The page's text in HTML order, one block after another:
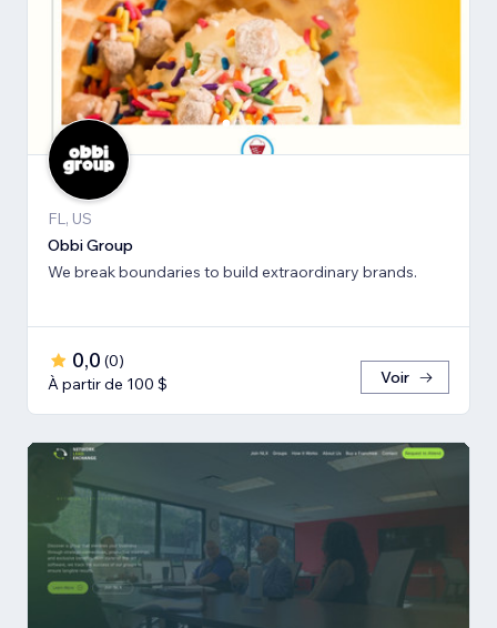
FL, US
Obbi Group
We break boundaries to build extraordinary brands.
0,0 (0)
À partir de 100 $
Voir